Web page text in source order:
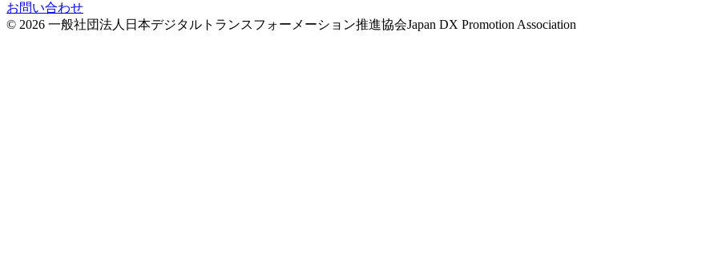
お問い合わせ
© 2026 一般社団法人日本デジタルトランスフォーメーション推進協会Japan DX Promotion Association